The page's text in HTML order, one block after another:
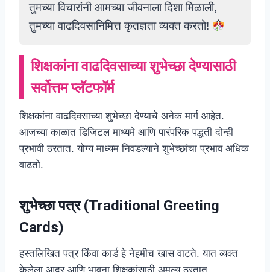
तुमच्या विचारांनी आमच्या जीवनाला दिशा मिळाली,
तुमच्या वाढदिवसानिमित्त कृतज्ञता व्यक्त करतो!
शिक्षकांना वाढदिवसाच्या शुभेच्छा देण्यासाठी
सर्वोत्तम प्लॅटफॉर्म
शिक्षकांना वाढदिवसाच्या शुभेच्छा देण्याचे अनेक मार्ग आहेत.
आजच्या काळात डिजिटल माध्यमे आणि पारंपरिक पद्धती दोन्ही
प्रभावी ठरतात. योग्य माध्यम निवडल्याने शुभेच्छांचा प्रभाव अधिक
वाढतो.
शुभेच्छा पत्र (Traditional Greeting
Cards)
हस्तलिखित पत्र किंवा कार्ड हे नेहमीच खास वाटते. यात व्यक्त